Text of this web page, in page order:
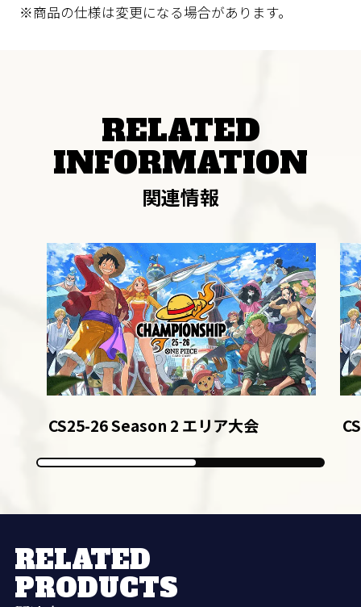
※商品の仕様は変更になる場合があります。
RELATED
INFORMATION
関連情報
CS25-26 Season 2 エリア大会
RELATED
PRODUCTS